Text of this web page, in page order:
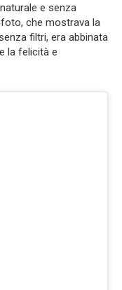
e senza
che mostrava la
filtri, era abbinata
la felicità e